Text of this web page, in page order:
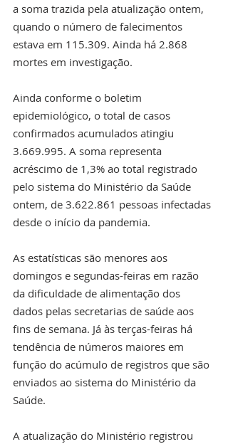
a soma trazida pela atualização ontem,
quando o número de falecimentos
estava em 115.309. Ainda há 2.868
mortes em investigação.
Ainda conforme o boletim
epidemiológico, o total de casos
confirmados acumulados atingiu
3.669.995. A soma representa
acréscimo de 1,3% ao total registrado
pelo sistema do Ministério da Saúde
ontem, de 3.622.861 pessoas infectadas
desde o início da pandemia.
As estatísticas são menores aos
domingos e segundas-feiras em razão
da dificuldade de alimentação dos
dados pelas secretarias de saúde aos
fins de semana. Já às terças-feiras há
tendência de números maiores em
função do acúmulo de registros que são
enviados ao sistema do Ministério da
Saúde.
A atualização do Ministério registrou